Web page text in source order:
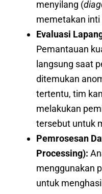
menyilang (
memetakan
Evaluasi
Pemantauan
langsung saat
ditemukan
tertentu, tim
melakukan
tersebut untuk
Pemrosesan
Processing):
menggunakan
untuk